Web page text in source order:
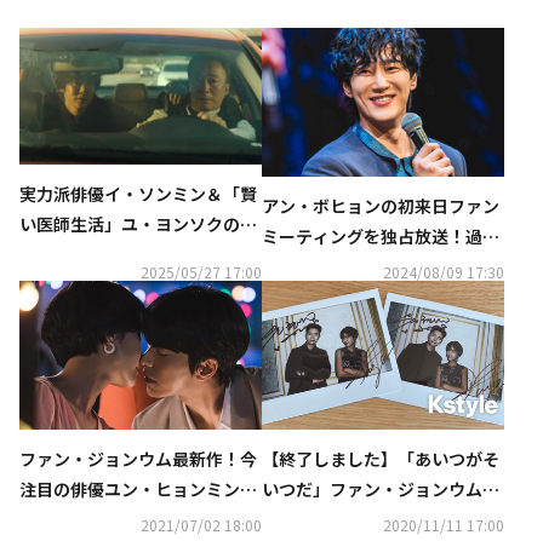
実力派俳優イ・ソンミン＆「賢
い医師生活」ユ・ヨンソクの共
も！6月の衛星劇場に注目
2025/05/27 17:00
アン・ボヒョンの初来日ファン
ミーティングを独占放送！過去
の出演作も続々…8月にCSホー
ムドラマチャンネルで大特集
2024/08/09 17:30
ファン・ジョンウム最新作！今
注目の俳優ユン・ヒョンミン＆
ソ・ジフン共演「あいつがそい
2021/07/02 18:00
【終了しました】「あいつがそ
いつだ」ファン・ジョンウム＆
ユン・ヒョンミン直筆サイン入
2020/11/11 17:00